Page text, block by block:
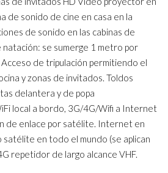
de sonido de cine en casa en la
de sonido en las cabinas de
se sumerge 1 metro por
de tripulación permitiendo el
y zonas de invitados. Toldos
delantera y de popa
local a bordo, 3G/4G/Wifi a Internet
de enlace por satélite. Internet en
en todo el mundo (se aplican
repetidor de largo alcance VHF.